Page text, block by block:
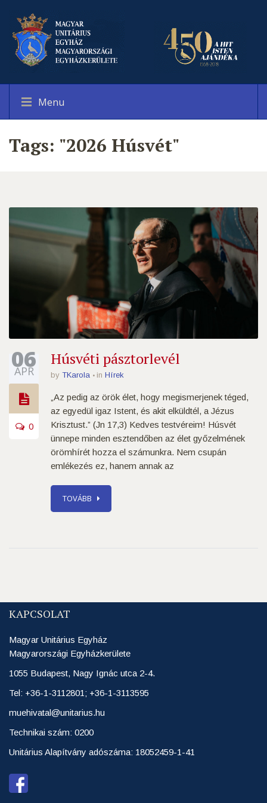
Menu
Tags: "2026 Húsvét"
06
ÁPR
0
Húsvéti pásztorlevél
by TKarola in Hírek
„Az pedig az örök élet, hogy megismerjenek téged,
az egyedül igaz Istent, és akit elküldtél, a Jézus
Krisztust.” (Jn 17,3) Kedves testvéreim! Húsvét
ünnepe minden esztendőben az élet győzelmének
örömhírét hozza el számunkra. Nem csupán
emlékezés ez, hanem annak az
TOVÁBB
KAPCSOLAT
Magyar Unitárius Egyház
Magyarországi Egyházkerülete
1055 Budapest, Nagy Ignác utca 2-4.
Tel: +36-1-3112801; +36-1-3113595
muehivatal@unitarius.hu
Technikai szám: 0200
Unitárius Alapítvány adószáma: 18052459-1-41